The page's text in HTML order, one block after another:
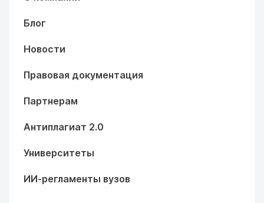
Блог
Новости
Правовая документация
Партнерам
Антиплагиат 2.0
Университеты
ИИ-регламенты вузов